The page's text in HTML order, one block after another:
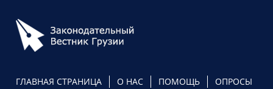
основному
содержанию
ГЛАВНАЯ СТРАНИЦА О НАС ПОМОЩЬ ОПРОСЫ